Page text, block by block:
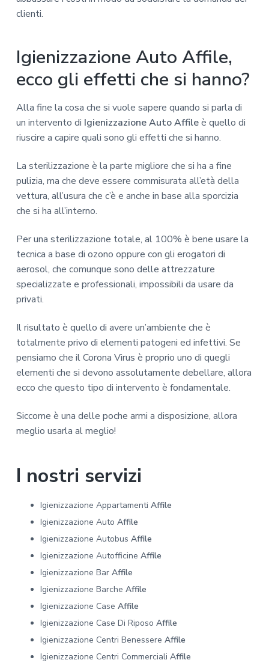
clienti.
Igienizzazione Auto Affile,
ecco gli effetti che si hanno?
Alla fine la cosa che si vuole sapere quando si parla di
un intervento di Igienizzazione Auto Affileè quello di
riuscire a capire quali sono gli effetti che si hanno.
La sterilizzazione è la parte migliore che si ha a fine
pulizia, ma che deve essere commisurata all’età della
vettura, all’usura che c’è e anche in base alla sporcizia
che si ha all’interno.
Per una sterilizzazione totale, al 100% è bene usare la
tecnica a base di ozono oppure con gli erogatori di
aerosol, che comunque sono delle attrezzature
specializzate e professionali, impossibili da usare da
privati.
Il risultato è quello di avere un’ambiente che è
totalmente privo di elementi patogeni ed infettivi. Se
pensiamo che il Corona Virus è proprio uno di quegli
elementi che si devono assolutamente debellare, allora
ecco che questo tipo di intervento è fondamentale.
Siccome è una delle poche armi a disposizione, allora
meglio usarla al meglio!
I nostri servizi
Igienizzazione Appartamenti Affile
Igienizzazione Auto Affile
Igienizzazione Autobus Affile
Igienizzazione Autofficine Affile
Igienizzazione Bar Affile
Igienizzazione Barche Affile
Igienizzazione Case Affile
Igienizzazione Case Di Riposo Affile
Igienizzazione Centri Benessere Affile
Igienizzazione Centri Commerciali Affile